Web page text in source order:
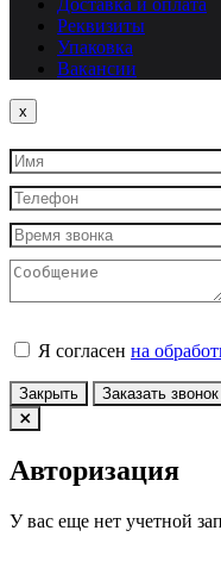
Доставка и оплата
Реквизиты
Упаковка
Вакансии
x
Я согласен на
Закрыть Заказать звонок
Авторизация
У вас еще нет учетной